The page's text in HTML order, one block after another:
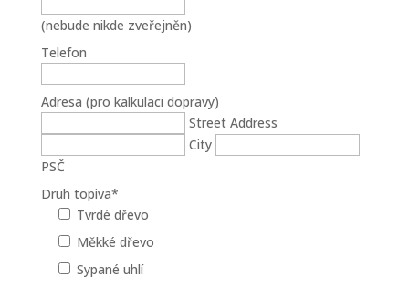
(nebude nikde zveřejněn)
Telefon
Adresa (pro kalkulaci dopravy)
Street Address
City
PSČ
Druh topiva*
Tvrdé dřevo
Měkké dřevo
Sypané uhlí